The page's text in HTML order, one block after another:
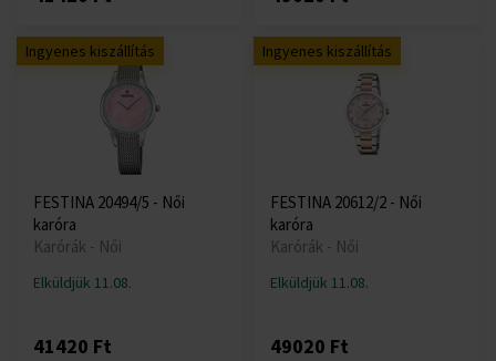
Ingyenes kiszállítás
FESTINA 20494/5 - Női
karóra
Karórák - Női
Elküldjük 11.08.
41420 Ft
Ingyenes kiszállítás
FESTINA 20612/2 - Női
karóra
Karórák - Női
Elküldjük 11.08.
49020 Ft